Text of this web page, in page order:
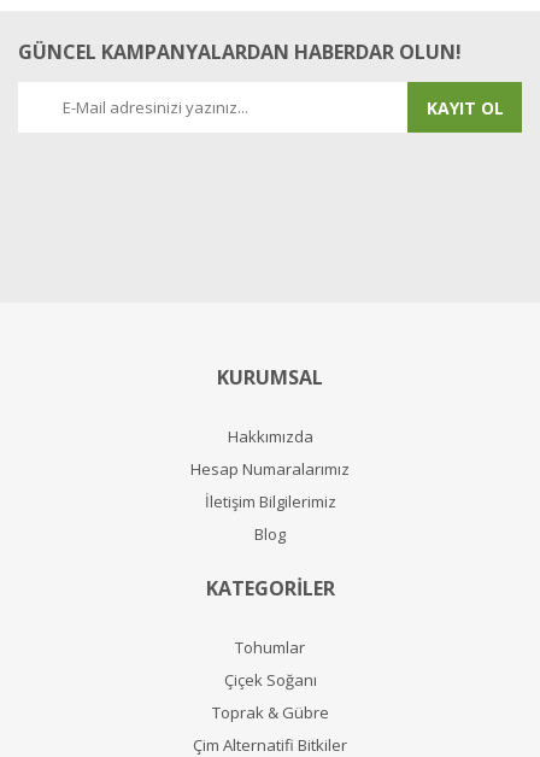
GÜNCEL KAMPANYALARDAN HABERDAR OLUN!
KAYIT OL
KURUMSAL
Hakkımızda
Hesap Numaralarımız
İletişim Bilgilerimiz
Blog
KATEGORİLER
Tohumlar
Çiçek Soğanı
Toprak & Gübre
Çim Alternatifi Bitkiler